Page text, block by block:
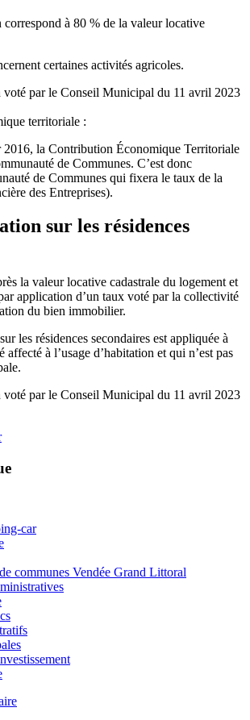
correspond à 80 % de la valeur locative
certaines activités agricoles.
voté par le Conseil Municipal du 11 avril 2023
territoriale :
2016, la Contribution Économique Territoriale
de Communes. C’est donc
de Communes qui fixera le taux de la
des Entreprises).
sur les résidences
la valeur locative cadastrale du logement et
application d’un taux voté par la collectivité
du bien immobilier.
les résidences secondaires est appliquée à
à l’usage d’habitation et qui n’est pas
voté par le Conseil Municipal du 11 avril 2023
car
communes Vendée Grand Littoral